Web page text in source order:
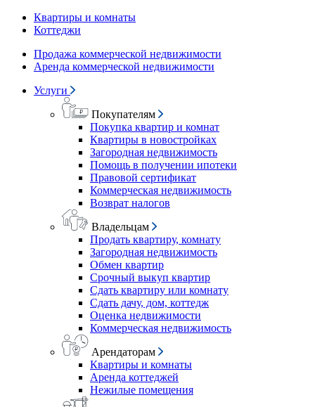
Квартиры и комнаты
Коттеджи
Продажа коммерческой недвижимости
Аренда коммерческой недвижимости
Услуги
Покупателям
Покупка квартир и комнат
Квартиры в новостройках
Загородная недвижимость
Помощь в получении ипотеки
Правовой сертификат
Коммерческая недвижимость
Возврат налогов
Владельцам
Продать квартиру, комнату
Загородная недвижимость
Обмен квартир
Срочный выкуп квартир
Сдать квартиру или комнату
Сдать дачу, дом, коттедж
Оценка недвижимости
Коммерческая недвижимость
Арендаторам
Квартиры и комнаты
Аренда коттеджей
Нежилые помещения